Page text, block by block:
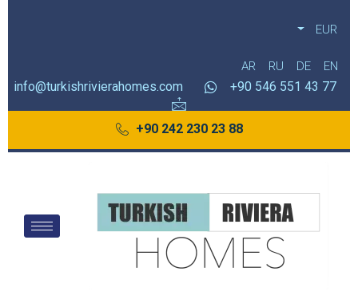
EUR
EN
DE
RU
AR
77 43 551 546 90+
info@turkishrivierahomes.com
88 23 230 242 90+